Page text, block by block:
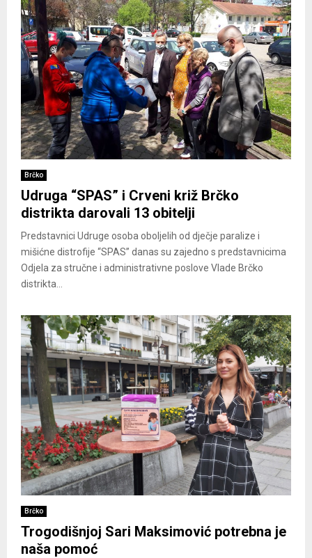
Brčko
Udruga “SPAS” i Crveni križ Brčko
distrikta darovali 13 obitelji
Predstavnici Udruge osoba oboljelih od dječje paralize i
mišićne distrofije “SPAS” danas su zajedno s predstavnicima
Odjela za stručne i administrativne poslove Vlade Brčko
distrikta...
Brčko
Trogodišnjoj Sari Maksimović potrebna je
naša pomoć